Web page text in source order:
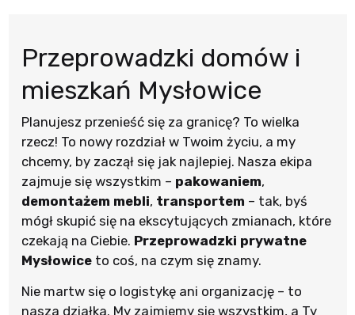
Przeprowadzki domów i
mieszkań Mysłowice
Planujesz przenieść się za granicę? To wielka
rzecz! To nowy rozdział w Twoim życiu, a my
chcemy, by zaczął się jak najlepiej. Nasza ekipa
zajmuje się wszystkim – pakowaniem,
demontażem mebli, transportem – tak, byś
mógł skupić się na ekscytujących zmianach, które
czekają na Ciebie. Przeprowadzki prywatne
Mysłowiceto coś, na czym się znamy.
Nie martw się o logistykę ani organizację – to
nasza działka. My zajmiemy się wszystkim, a Ty